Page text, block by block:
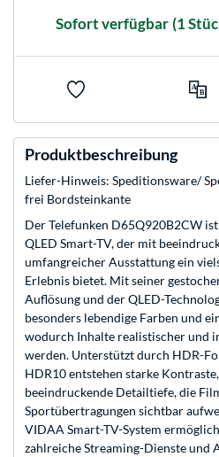
Sofort verfügbar (1
Produktbeschreibung
Liefer-Hinweis: Speditionsware/
frei Bordsteinkante
Der Telefunken D65Q920B2CW
QLED Smart-TV, der mit
umfangreicher Ausstattung ein
Erlebnis bietet. Mit seiner
Auflösung und der QLED-
besonders lebendige Farben und
wodurch Inhalte realistischer und
werden. Unterstützt durch HDR-
HDR10 entstehen starke
beeindruckende Detailtiefe, die
Sportübertragungen sichtbar
VIDAA Smart-TV-System
zahlreiche Streaming-Dienste und